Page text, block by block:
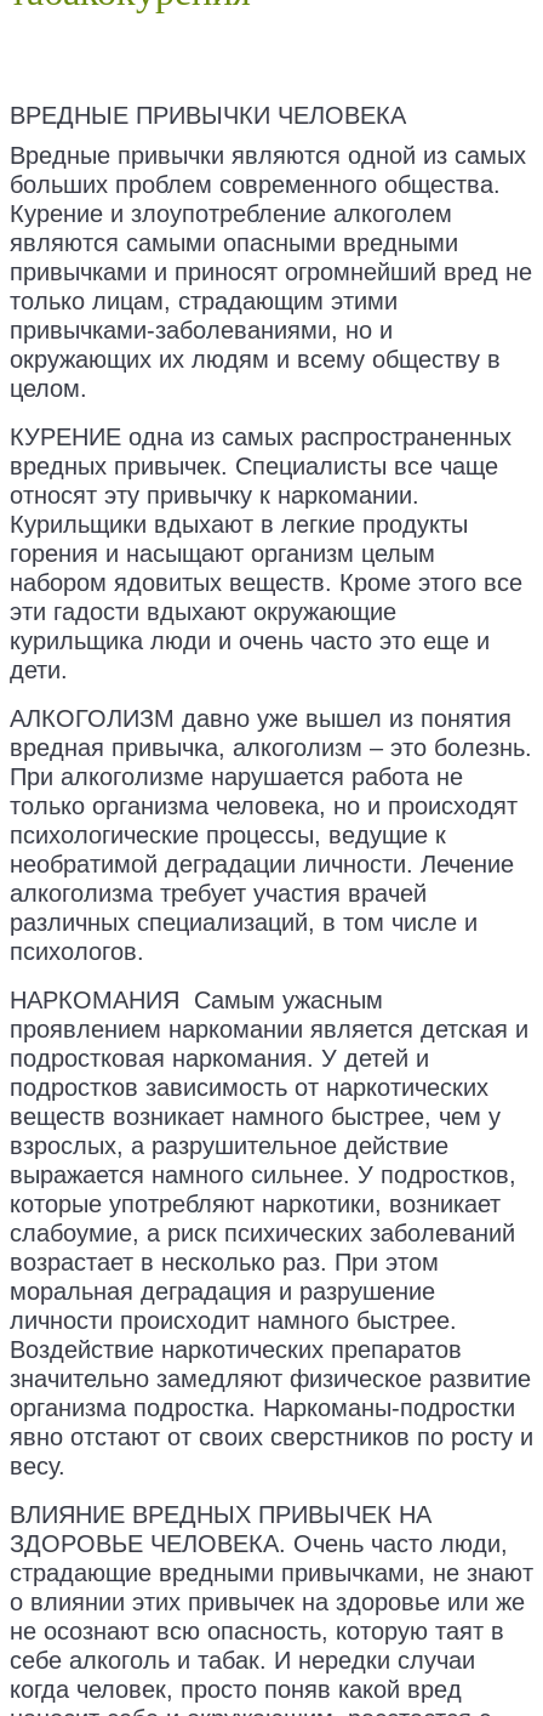
ВРЕДНЫЕ ПРИВЫЧКИ ЧЕЛОВЕКА
Вредные привычки являются одной из самых
больших проблем современного общества.
Курение и злоупотребление алкоголем
являются самыми опасными вредными
привычками и приносят огромнейший вред не
только лицам, страдающим этими
привычками-заболеваниями, но и
окружающих их людям и всему обществу в
целом.
КУРЕНИЕ одна из самых распространенных
вредных привычек. Специалисты все чаще
относят эту привычку к наркомании.
Курильщики вдыхают в легкие продукты
горения и насыщают организм целым
набором ядовитых веществ. Кроме этого все
эти гадости вдыхают окружающие
курильщика люди и очень часто это еще и
дети.
АЛКОГОЛИЗМ давно уже вышел из понятия
вредная привычка, алкоголизм – это болезнь.
При алкоголизме нарушается работа не
только организма человека, но и происходят
психологические процессы, ведущие к
необратимой деградации личности. Лечение
алкоголизма требует участия врачей
различных специализаций, в том числе и
психологов.
НАРКОМАНИЯ Самым ужасным
проявлением наркомании является детская и
подростковая наркомания. У детей и
подростков зависимость от наркотических
веществ возникает намного быстрее, чем у
взрослых, а разрушительное действие
выражается намного сильнее. У подростков,
которые употребляют наркотики, возникает
слабоумие, а риск психических заболеваний
возрастает в несколько раз. При этом
моральная деградация и разрушение
личности происходит намного быстрее.
Воздействие наркотических препаратов
значительно замедляют физическое развитие
организма подростка. Наркоманы-подростки
явно отстают от своих сверстников по росту и
весу.
ВЛИЯНИЕ ВРЕДНЫХ ПРИВЫЧЕК НА
ЗДОРОВЬЕ ЧЕЛОВЕКА. Очень часто люди,
страдающие вредными привычками, не знают
о влиянии этих привычек на здоровье или же
не осознают всю опасность, которую таят в
себе алкоголь и табак. И нередки случаи
когда человек, просто поняв какой вред